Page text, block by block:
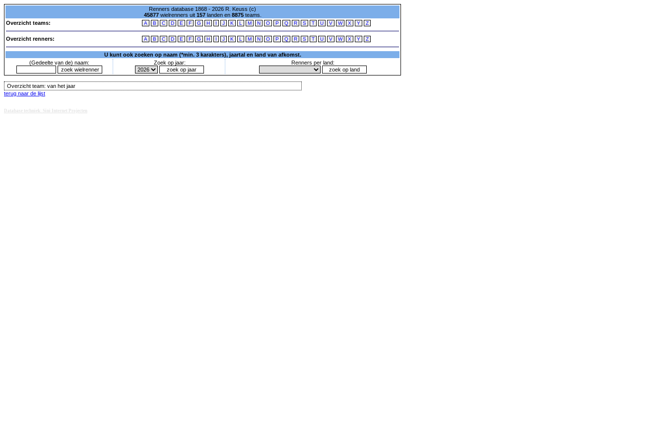
Renners database 1868 - 2026 R. Keuss (c)
45877wielrenners uit 157landen en 8875teams.
Overzicht teams:
A B C D E F G H I J K L M N O P Q R S T U V W X Y Z
Overzicht renners: A B C D E F G H I J K L M N O P Q R S T U V W X Y Z
U kunt ook zoeken op naam (*min. 3 karakters), jaartal en land van afkomst.
(Gedeelte van de) naam:
Zoek op jaar: Renners per land:
Overzicht team: van het jaar
terug naar de lijst
Database techniek: Sini Internet Projecten